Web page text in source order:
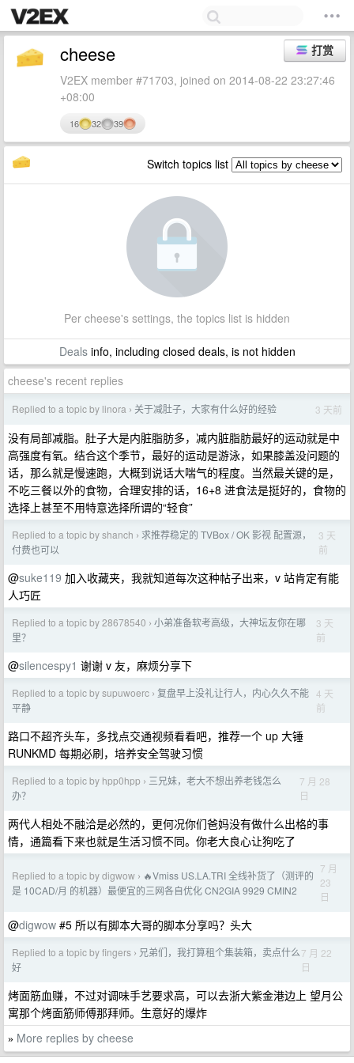
打赏
cheese
V2EX member #71703, joined on 2014-08-22 23:27:46
+08:00
16 32 39
Switch topics list
Per cheese's settings, the topics list is hidden
Dealsinfo, including closed deals, is not hidden
cheese's recent replies
Replied to a topic by linora › 关于减肚子，大家有什么好的经验 3 天前
没有局部减脂。肚子大是内脏脂肪多，减内脏脂肪最好的运动就是中
高强度有氧。结合这个季节，最好的运动是游泳，如果膝盖没问题的
话，那么就是慢速跑，大概到说话大喘气的程度。当然最关键的是，
不吃三餐以外的食物，合理安排的话，16+8 进食法是挺好的，食物的
选择上甚至不用特意选择所谓的“轻食”
Replied to a topic by shanch › 求推荐稳定的 TVBox / OK 影视 配置源，
付费也可以
3 天
前
@suke119 加入收藏夹，我就知道每次这种帖子出来，v 站肯定有能
人巧匠
Replied to a topic by 28678540 › 小弟准备软考高级，大神坛友你在哪
里？
3 天
前
@silencespy1 谢谢 v 友，麻烦分享下
Replied to a topic by supuwoerc › 复盘早上没礼让行人，内心久久不能
平静
4 天
前
路口不超齐头车，多找点交通视频看看吧，推荐一个 up 大锤
RUNKMD 每期必刷，培养安全驾驶习惯
Replied to a topic by hpp0hpp › 三兄妹，老大不想出养老钱怎么
办？
7 月 28
日
两代人相处不融洽是必然的，更何况你们爸妈没有做什么出格的事
情，通篇看下来也就是生活习惯不同。你老大良心让狗吃了
Replied to a topic by digwow › 🔥Vmiss US.LA.TRI 全线补货了（测评的
是 10CAD/月 的机器）最便宜的三网各自优化 CN2GIA 9929 CMIN2
7 月
23
日
@digwow #5 所以有脚本大哥的脚本分享吗？头大
Replied to a topic by fingers › 兄弟们，我打算租个集装箱，卖点什么
好
7 月 22
日
烤面筋血赚，不过对调味手艺要求高，可以去浙大紫金港边上 望月公
寓那个烤面筋师傅那拜师。生意好的爆炸
» More replies by cheese